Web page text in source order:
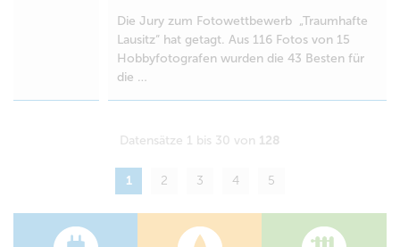
Die Jury zum Fotowettbewerb „Traumhafte
Lausitz“ hat getagt. Aus 116 Fotos von 15
Hobbyfotografen wurden die 43 Besten für
die …
Datensätze 1 bis 30 von 128
1 2 3 4 5